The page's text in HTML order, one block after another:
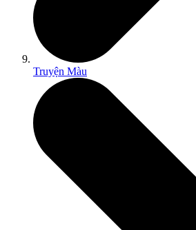
Truyện Màu